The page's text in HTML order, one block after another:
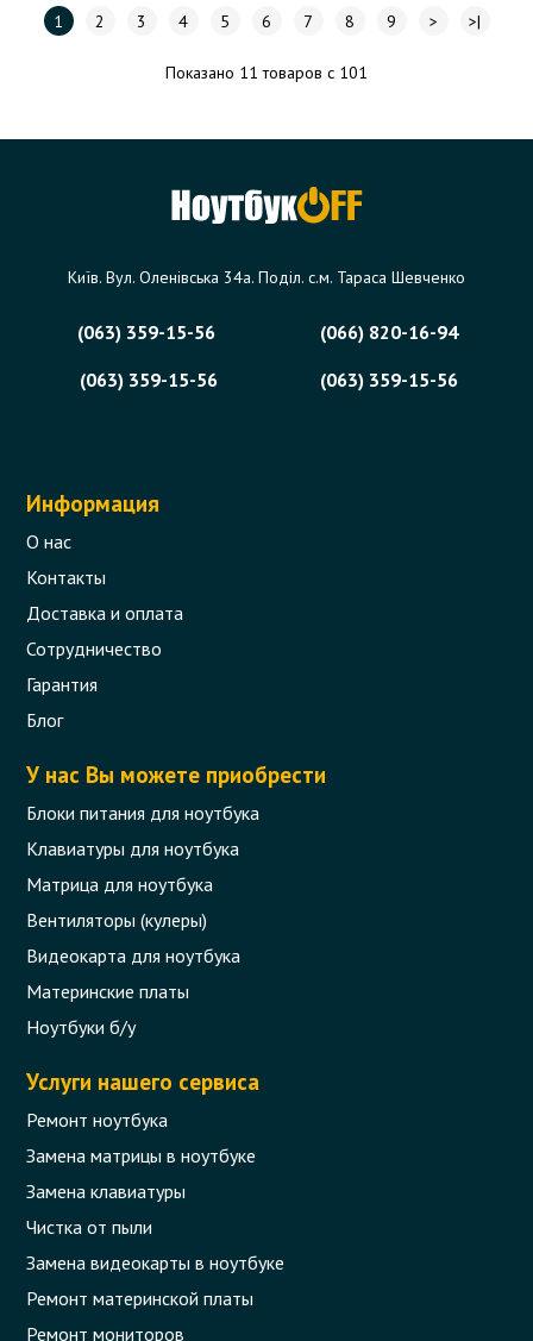
1 2 3 4 5 6 7 8 9 > >|
Показано 11 товаров с 101
Київ. Вул. Оленівська 34а. Поділ. с.м. Тараса Шевченко
(063) 359-15-56
(066) 820-16-94
(063) 359-15-56
(063) 359-15-56
Информация
О нас
Контакты
Доставка и оплата
Сотрудничество
Гарантия
Блог
У нас Вы можете приобрести
Блоки питания для ноутбука
Клавиатуры для ноутбука
Матрица для ноутбука
Вентиляторы (кулеры)
Видеокарта для ноутбука
Материнские платы
Ноутбуки б/у
Услуги нашего сервиса
Ремонт ноутбука
Замена матрицы в ноутбуке
Замена клавиатуры
Чистка от пыли
Замена видеокарты в ноутбуке
Ремонт материнской платы
Ремонт мониторов